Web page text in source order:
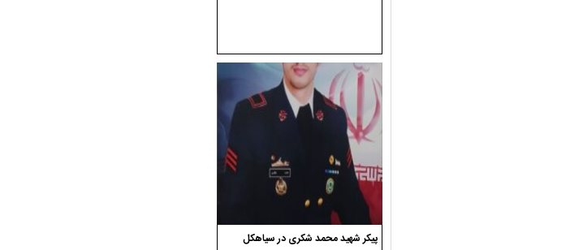
پیکر شهید محمد شکری در سیاهکل